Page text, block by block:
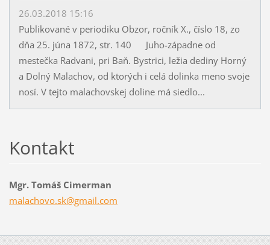
26.03.2018 15:16
Publikované v periodiku Obzor, ročník X., číslo 18, zo
dňa 25. júna 1872, str. 140 Juho-západne od
mestečka Radvani, pri Baň. Bystrici, ležia dediny Horný
a Dolný Malachov, od ktorých i celá dolinka meno svoje
nosí. V tejto malachovskej doline má siedlo...
Kontakt
Mgr. Tomáš Cimerman
malachovo.sk@gmail.com